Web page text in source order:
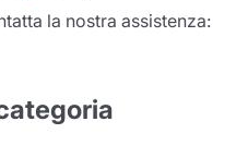
la nostra assistenza: